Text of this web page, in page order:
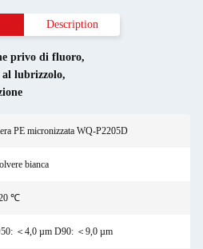
Description
privo di fluoro,
al lubrizzolo,
PE micronizzata WQ-P2205D
bianca
℃
＜4,0 µm D90: ＜9,0 µm